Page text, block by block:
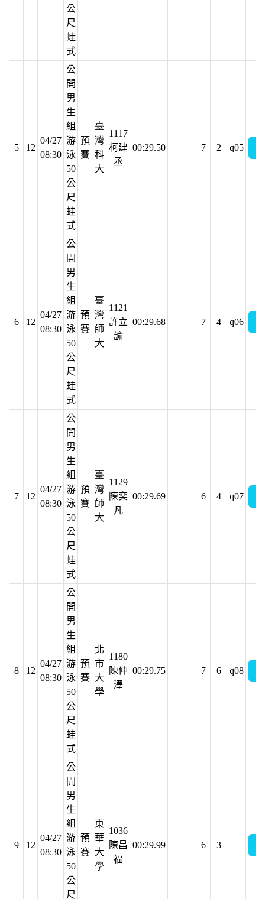
公
尺
蛙
式
5 12
04/27
08:30
公
開
男
生
組
游
泳
50
公
尺
蛙
式
預
賽
臺
灣
科
大
1117
柯建
丞
00:29.50 7 2 q05
6 12
04/27
08:30
公
開
男
生
組
游
泳
50
公
尺
蛙
式
預
賽
臺
灣
師
大
1121
許立
諭
00:29.68 7 4 q06
7 12
04/27
08:30
公
開
男
生
組
游
泳
50
公
尺
蛙
式
預
賽
臺
灣
師
大
1129
陳奕
凡
00:29.69 6 4 q07
8 12
04/27
08:30
公
開
男
生
組
游
泳
50
公
尺
蛙
式
預
賽
北
市
大
學
1180
陳仲
澤
00:29.75 7 6 q08
9 12
04/27
08:30
公
開
男
生
組
游
泳
50
公
尺
預
賽
東
華
大
學
1036
陳昌
福
00:29.99 6 3